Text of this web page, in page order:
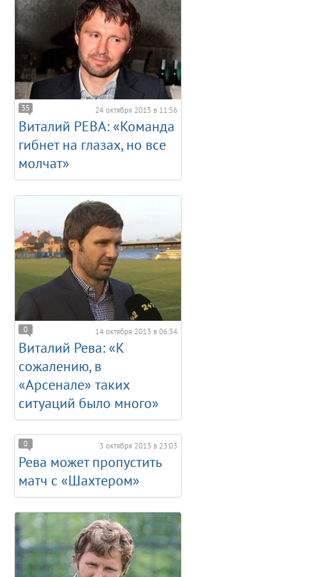
35 24 октября 2013 в 11:56
Виталий РЕВА: «Команда
гибнет на глазах, но все
молчат»
0 14 октября 2013 в 06:34
Виталий Рева: «К
сожалению, в
«Арсенале» таких
ситуаций было много»
0 3 октября 2013 в 23:03
Рева может пропустить
матч с «Шахтером»